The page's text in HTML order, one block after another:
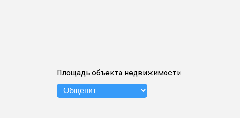
Площадь объекта недвижимости